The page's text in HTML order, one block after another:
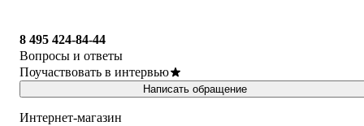
8 495 424-84-44
Вопросы и ответы
Поучаствовать в интервью
Написать обращение
Интернет-магазин